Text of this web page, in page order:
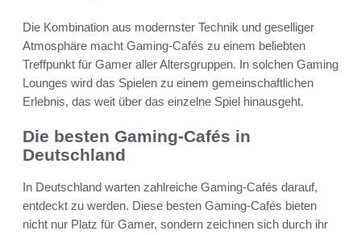
Die Kombination aus modernster Technik und geselliger
Atmosphäre macht Gaming-Cafés zu einem beliebten
Treffpunkt für Gamer aller Altersgruppen. In solchen Gaming
Lounges wird das Spielen zu einem gemeinschaftlichen
Erlebnis, das weit über das einzelne Spiel hinausgeht.
Die besten Gaming-Cafés in
Deutschland
In Deutschland warten zahlreiche Gaming-Cafés darauf,
entdeckt zu werden. Diese besten Gaming-Cafés bieten
nicht nur Platz für Gamer, sondern zeichnen sich durch ihr